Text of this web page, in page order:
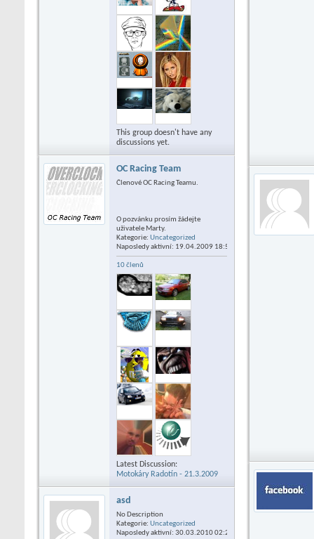
This group doesn't have any
discussions yet.
OC Racing Team
Členové OC Racing Teamu.
O pozvánku prosím žádejte
uživatele Marty.
Kategorie: Uncategorized
Naposledy aktivní: 19.04.2009 18:54
10 členů
Latest Discussion:
Motokáry Radotín - 21.3.2009
asd
No Description
Kategorie: Uncategorized
Naposledy aktivní: 30.03.201002:28